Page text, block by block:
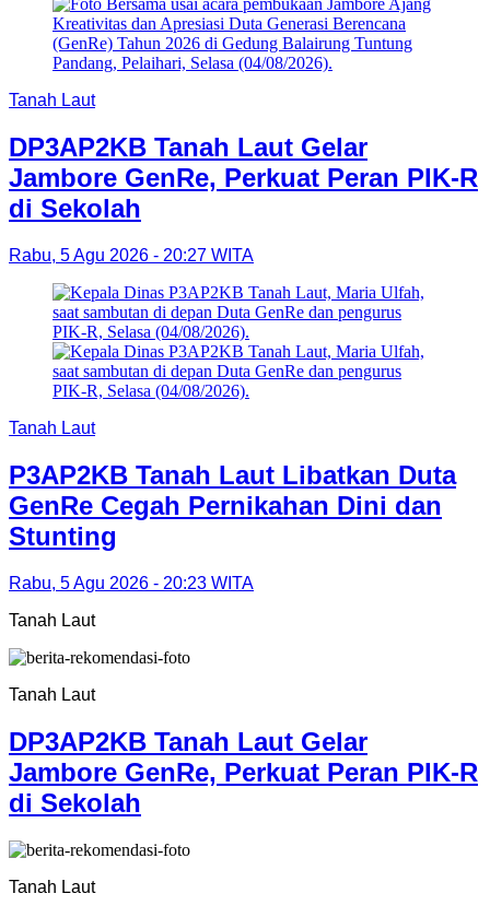
Tanah Laut
DP3AP2KB Tanah Laut Gelar
Jambore GenRe, Perkuat Peran PIK-R
di Sekolah
Rabu, 5 Agu 2026 - 20:27 WITA
Tanah Laut
P3AP2KB Tanah Laut Libatkan Duta
GenRe Cegah Pernikahan Dini dan
Stunting
Rabu, 5 Agu 2026 - 20:23 WITA
Tanah Laut
Tanah Laut
DP3AP2KB Tanah Laut Gelar
Jambore GenRe, Perkuat Peran PIK-R
di Sekolah
Tanah Laut